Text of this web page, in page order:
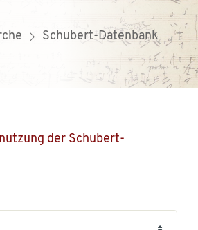
Schubert-Datenbank
der Schubert-